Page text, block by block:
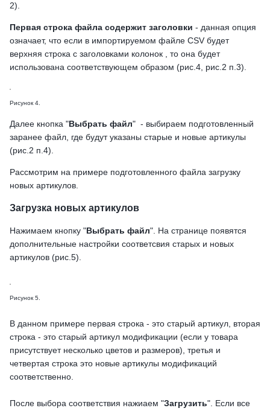
2).
Первая строка файла содержит заголовки - данная опция
означает, что если в импортируемом файле CSV будет
верхняя строка с заголовками колонок , то она будет
использована соответствующем образом (рис.4, рис.2 п.3).
Рисунок 4.
Далее кнопка "Выбрать файл" - выбираем подготовленный
заранее файл, где будут указаны старые и новые артикулы
(рис.2 п.4).
Рассмотрим на примере подготовленного файла загрузку
новых артикулов.
Загрузка новых артикулов
Нажимаем кнопку "Выбрать файл". На странице появятся
дополнительные настройки соответсвия старых и новых
артикулов (рис.5).
Рисунок 5.
В данном примере первая строка - это старый артикул, вторая
строка - это старый артикул модификации (если у товара
присутствует несколько цветов и размеров), третья и
четвертая строка это новые артикулы модификаций
соответственно.
После выбора соответствия нажиаем "Загрузить". Если все